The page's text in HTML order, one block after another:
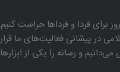
برای فردا و فرداها حراست
در پیشانی فعالیت‌های ما قرار
می‌دانیم و رسانه را یكی از